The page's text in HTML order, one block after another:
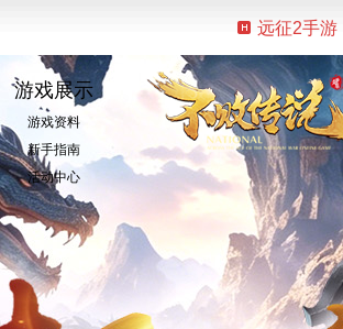
远征2手游
游戏展示
游戏资料
新手指南
活动中心